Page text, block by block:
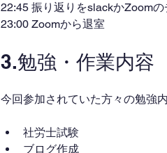
22:45 振り返りをslackかZoomの
23:00 Zoomから退室
3.勉強・作業内容
今回参加されていた方々の勉強
社労士試験
ブログ作成